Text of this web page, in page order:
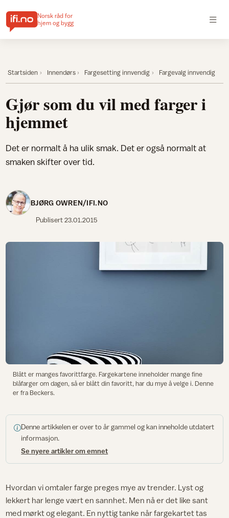
Norsk råd for
hjem og bygg
Startsiden Innendørs Fargesetting innvendig Fargevalg innvendig
Gjør som du vil med farger i
hjemmet
Det er normalt å ha ulik smak. Det er også normalt at
smaken skifter over tid.
BJØRG OWREN/IFI.NO
Publisert23.01.2015
Blått er manges favorittfarge. Fargekartene inneholder mange fine
blåfarger om dagen, så er blått din favoritt, har du mye å velge i. Denne
er fra Beckers.
Denne artikkelen er over to år gammel og kan inneholde utdatert
informasjon.
Se nyere artikler om emnet
Hvordan vi omtaler farge preges mye av trender. Lyst og
lekkert har lenge vært en sannhet. Men nå er det like sant
med mørkt og elegant. En nyttig tanke når fargekartet tas